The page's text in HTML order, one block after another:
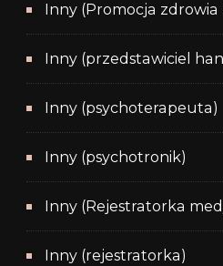
Inny (Promocja
Inny (przedstawiciel
Inny (psychoterapeuta)
Inny (psychotronik)
Inny (Rejestratorka
Inny (rejestratorka)